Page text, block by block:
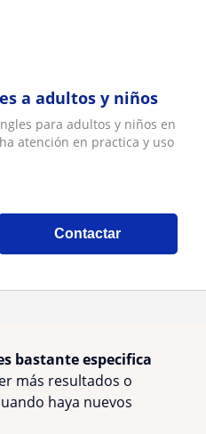
a adultos y niños
para adultos y niños en
atención en practica y uso
Contactar
bastante especifica
más resultados o
haya nuevos